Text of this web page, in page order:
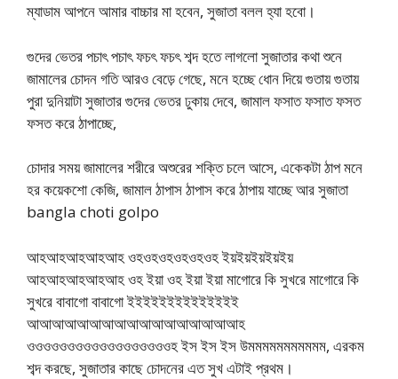
ম্যাডাম আপনে আমার বাচ্চার মা হবেন, সুজাতা বলল হ্যা হবো।
গুদের ভেতর পচাৎ পচাৎ ফচৎ ফচৎ শব্দ হতে লাগলো সুজাতার কথা শুনে
জামালের চোদন গতি আরও বেড়ে গেছে, মনে হচ্ছে ধোন দিয়ে গুতায় গুতায়
পুরা দুনিয়াটা সুজাতার গুদের ভেতর ঢুকায় দেবে, জামাল ফসাত ফসাত ফসত
ফসত করে ঠাপাচ্ছে,
চোদার সময় জামালের শরীরে অশুরের শক্তি চলে আসে, একেকটা ঠাপ মনে
হর কয়েকশো কেজি, জামাল ঠাপাস ঠাপাস করে ঠাপায় যাচ্ছে আর সুজাতা
bangla choti golpo
আহআহআহআহআহ ওহওহওহওহওহওহ ইয়ইয়ইয়ইয়ইয়
আহআহআহআহআহ ওহ ইয়া ওহ ইয়া ইয়া মাগোরে কি সুখরে মাগোরে কি
সুখরে বাবাগো বাবাগো ইইইইইইইইইইইইইই
আআআআআআআআআআআআআআআআআহ
ওওওওওওওওওওওওওওওওওওহ ইস ইস ইস উমমমমমমমমমমম, এরকম
শব্দ করছে, সুজাতার কাছে চোদনের এত সুখ এটাই প্রথম।